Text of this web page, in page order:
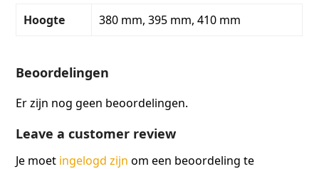
Hoogte 380 mm, 395 mm, 410 mm
Beoordelingen
Er zijn nog geen beoordelingen.
Leave a customer review
Je moet ingelogd zijn om een beoordeling te